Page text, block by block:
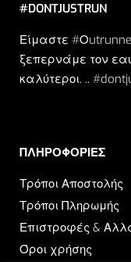
#DONTJUSTRUN
Είμαστε
ξεπερνάμε τον
καλύτεροι. ..
ΠΛΗΡΟΦΟΡΙΕΣ​
Τρόποι Αποστολής
Τρόποι Πληρωμής
Επιστροφές &
Όροι χρήσης